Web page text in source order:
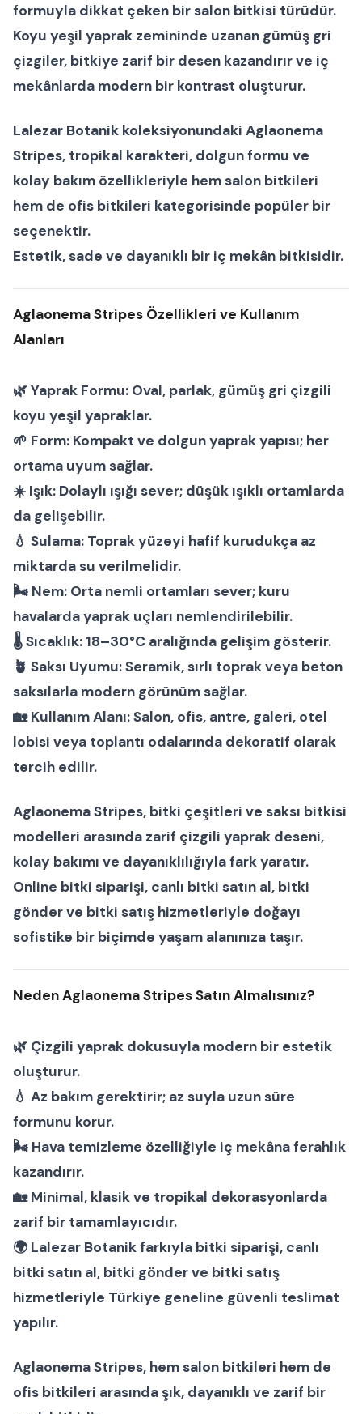
formuyla dikkat çeken birsalon bitkisi türüdür.
Koyu yeşil yaprak zemininde uzanan gümüş gri
çizgiler, bitkiye zarif bir desen kazandırır ve iç
mekânlarda modern bir kontrast oluşturur.
Lalezar Botanik koleksiyonundaki Aglaonema
Stripes, tropikal karakteri, dolgun formu ve
kolay bakım özellikleriyle hemsalon bitkileri
hem de ofis bitkileri kategorisinde popüler bir
seçenektir.
Estetik, sade ve dayanıklı bir iç mekân bitkisidir.
Aglaonema Stripes Özellikleri ve Kullanım
Alanları
🌿Yaprak Formu: Oval, parlak, gümüş gri çizgili
koyu yeşil yapraklar.
🌱 Form: Kompakt ve dolgun yaprak yapısı; her
ortama uyum sağlar.
☀️ Işık: Dolaylı ışığı sever; düşük ışıklı ortamlarda
da gelişebilir.
💧 Sulama: Toprak yüzeyi hafif kurudukça az
miktarda su verilmelidir.
🌬 Nem: Orta nemli ortamları sever; kuru
havalarda yaprak uçları nemlendirilebilir.
🌡Sıcaklık: 18–30°C aralığında gelişim gösterir.
🪴 Saksı Uyumu:Seramik, sırlı toprak veya beton
saksılarla modern görünüm sağlar.
🏡Kullanım Alanı:Salon, ofis, antre, galeri, otel
lobisi veya toplantı odalarında dekoratif olarak
tercih edilir.
Aglaonema Stripes, bitki çeşitleri ve saksı bitkisi
modelleri arasında zarif çizgili yaprak deseni,
kolay bakımı ve dayanıklılığıyla fark yaratır.
Online bitki siparişi, canlı bitki satın al, bitki
gönderve bitki satış hizmetleriyle doğayı
sofistike bir biçimde yaşam alanınıza taşır.
Neden Aglaonema Stripes Satın Almalısınız?
🌿 Çizgili yaprak dokusuyla modern bir estetik
oluşturur.
💧 Az bakım gerektirir; az suyla uzun süre
formunu korur.
🌬 Hava temizleme özelliğiyle iç mekâna ferahlık
kazandırır.
🏡 Minimal, klasik ve tropikal dekorasyonlarda
zarif bir tamamlayıcıdır.
🌍 Lalezar Botanik farkıyla bitki siparişi, canlı
bitki satın al, bitki gönderve bitki satış
hizmetleriyle Türkiye geneline güvenli teslimat
yapılır.
Aglaonema Stripes, hemsalon bitkileri hem de
ofis bitkileri arasında şık, dayanıklı ve zarif bir